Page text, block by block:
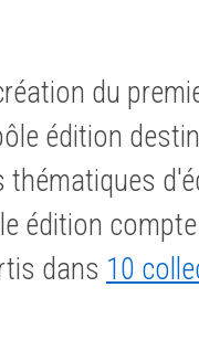
du
édition
thématiques
édition
dans 10